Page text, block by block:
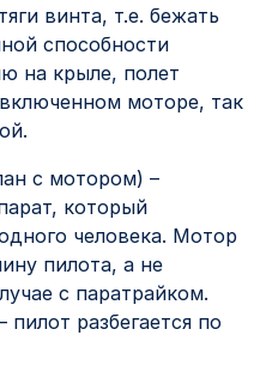
винта, т.е. бежать
способности
на крыле, полет
моторе, так
с мотором) –
который
человека. Мотор
пилота, а не
с паратрайком.
пилот разбегается по